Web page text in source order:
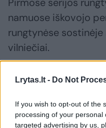
Lrytas.lt - Do Not
If you wish to opt-out of the
processing of your
targeted advertising by us,
namuose iškovojo
rungtynėse
vilniečiai.
„Jautėsi, kad
kėlinyje neįmetėme